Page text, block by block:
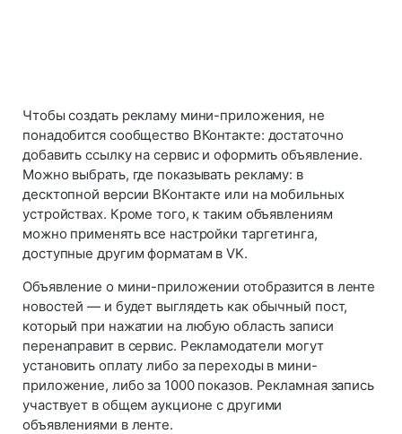
Чтобы создать рекламу мини-приложения, не
понадобится сообщество ВКонтакте: достаточно
добавить ссылку на сервис и оформить объявление.
Можно выбрать, где показывать рекламу: в
десктопной версии ВКонтакте или на мобильных
устройствах. Кроме того, к таким объявлениям
можно применять все настройки таргетинга,
доступные другим форматам в VK.
Объявление о мини-приложении отобразится в ленте
новостей — и будет выглядеть как обычный пост,
который при нажатии на любую область записи
перенаправит в сервис. Рекламодатели могут
установить оплату либо за переходы в мини-
приложение, либо за 1000 показов. Рекламная запись
участвует в общем аукционе с другими
объявлениями в ленте.